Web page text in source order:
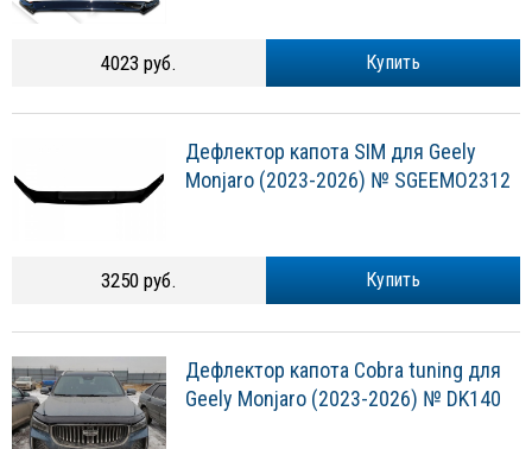
Купить
4023 руб.
Дефлектор капота SIM для Geely
Monjaro (2023-2026) № SGEEMO2312
Купить
3250 руб.
Дефлектор капота Cobra tuning для
Geely Monjaro (2023-2026) № DK140